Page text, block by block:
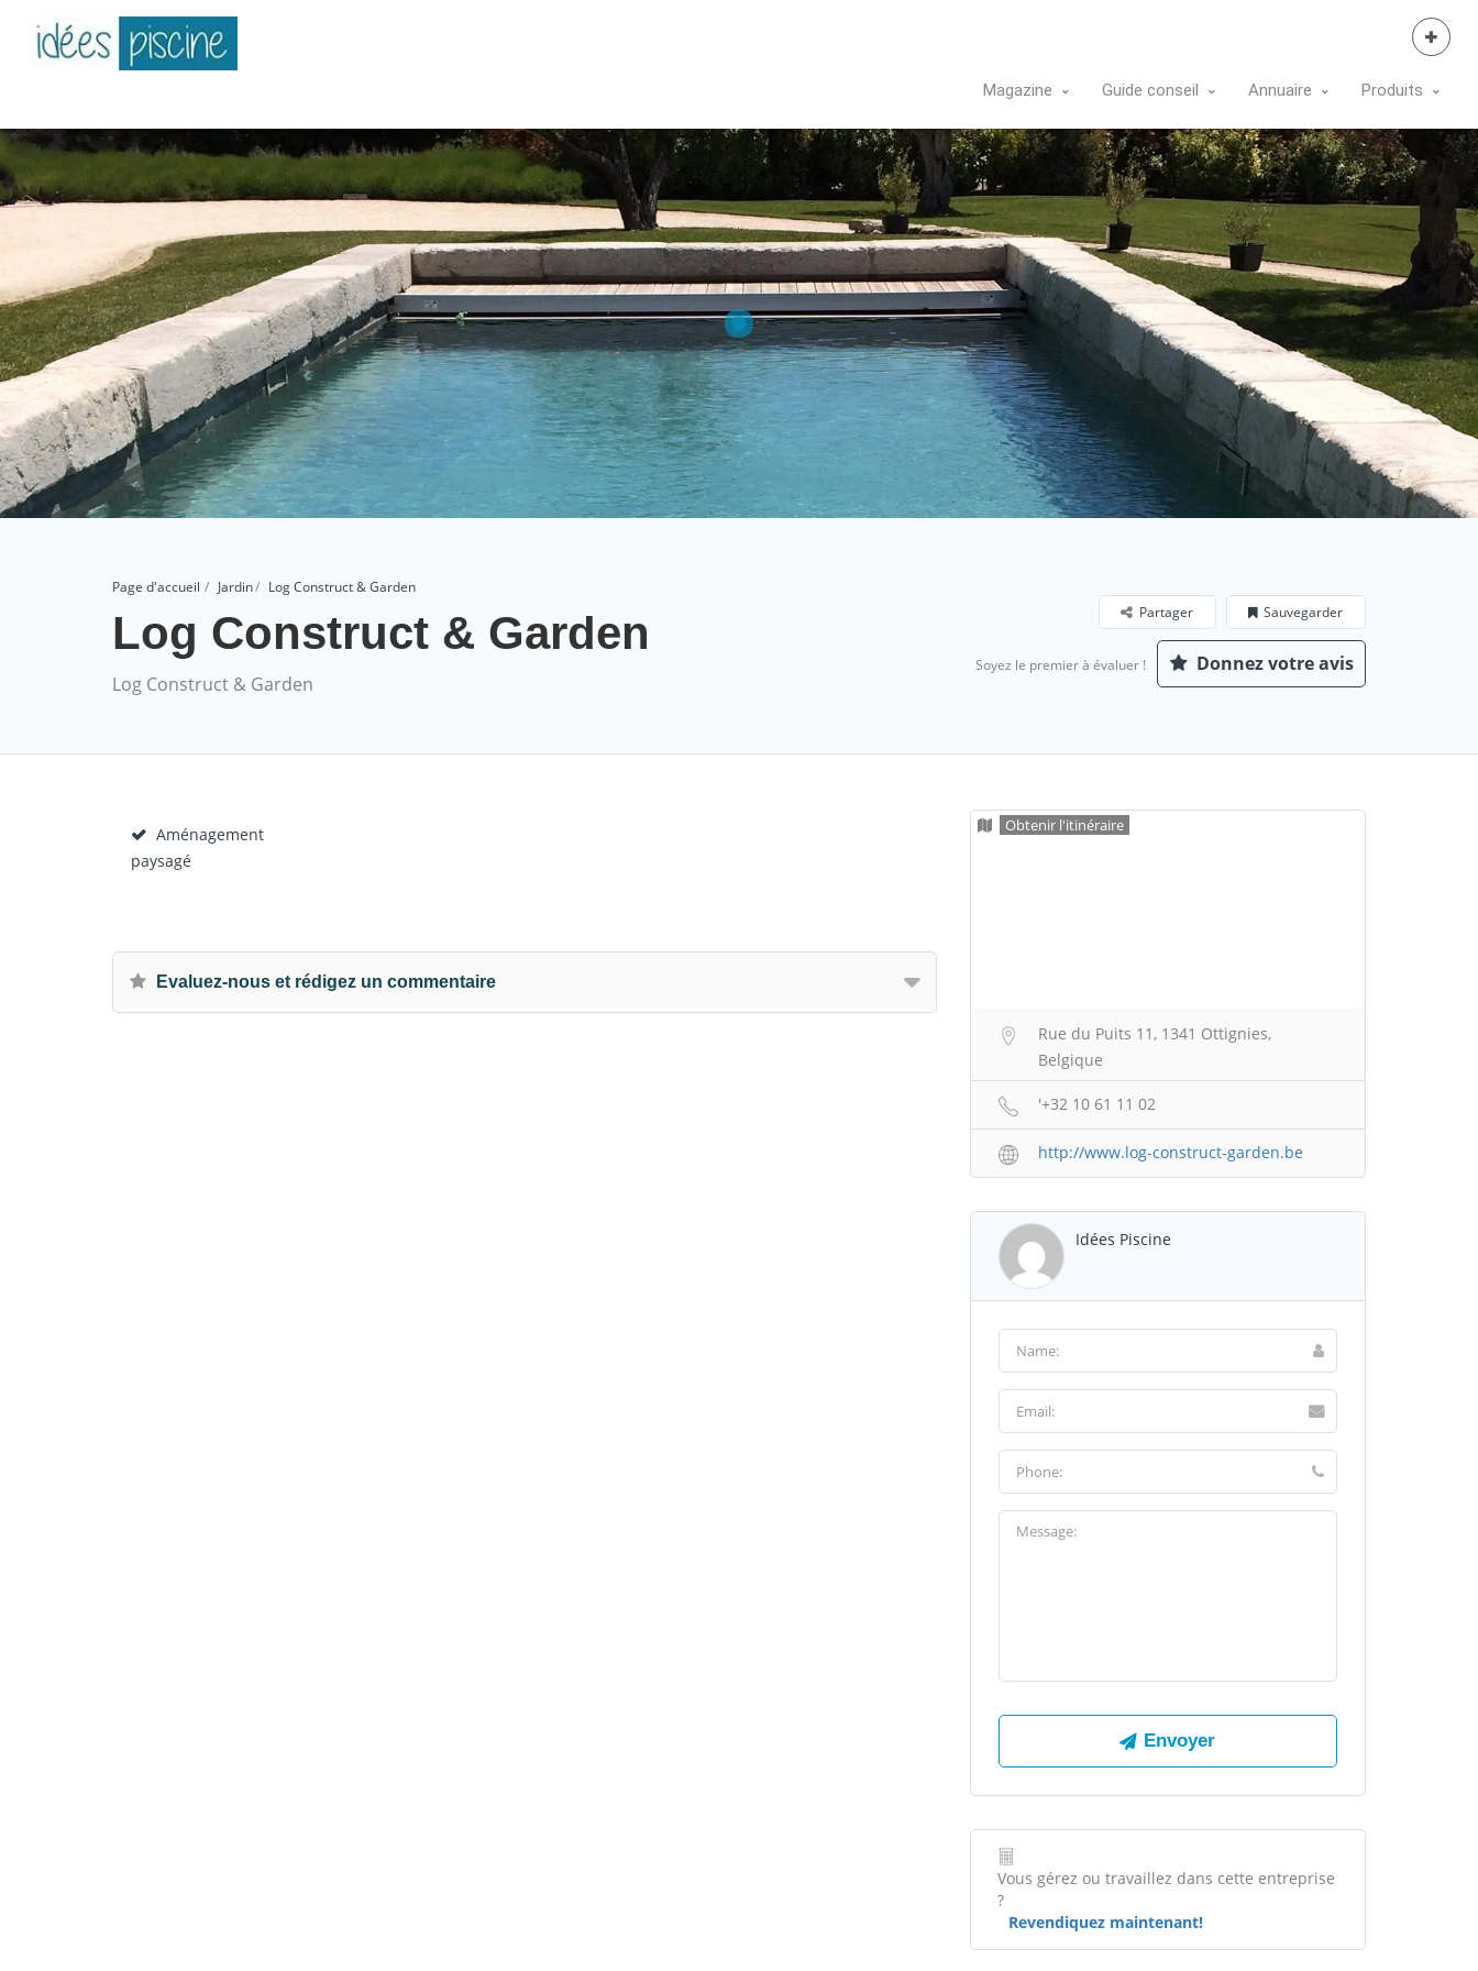
Magazine Guide conseil Annuaire Produits
Page d'accueil Jardin Log Construct & Garden
Log Construct & Garden
Log Construct & Garden
Sauvegarder
Partager
Soyez le premier à évaluer ! Donnez votre avis
Aménagement
paysagé
Evaluez-nous et rédigez un commentaire
Obtenir l'itinéraire
Rue du Puits 11, 1341 Ottignies,
Belgique
'+32 10 61 11 02
http://www.log-construct-garden.be
Idées Piscine
Vous gérez ou travaillez dans cette entreprise
?
Revendiquez maintenant!